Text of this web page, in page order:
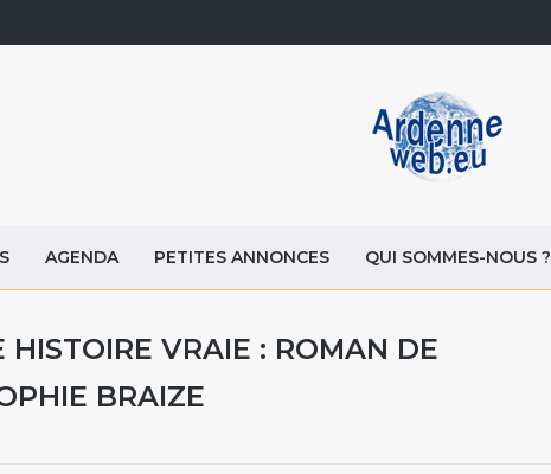
AGENDA PETITES ANNONCES QUI SOMMES-NOUS ?
HISTOIRE VRAIE : ROMAN DE
BRAIZE